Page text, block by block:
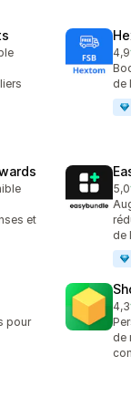
4,9
de
et
5,0
de
pour
4,3
de